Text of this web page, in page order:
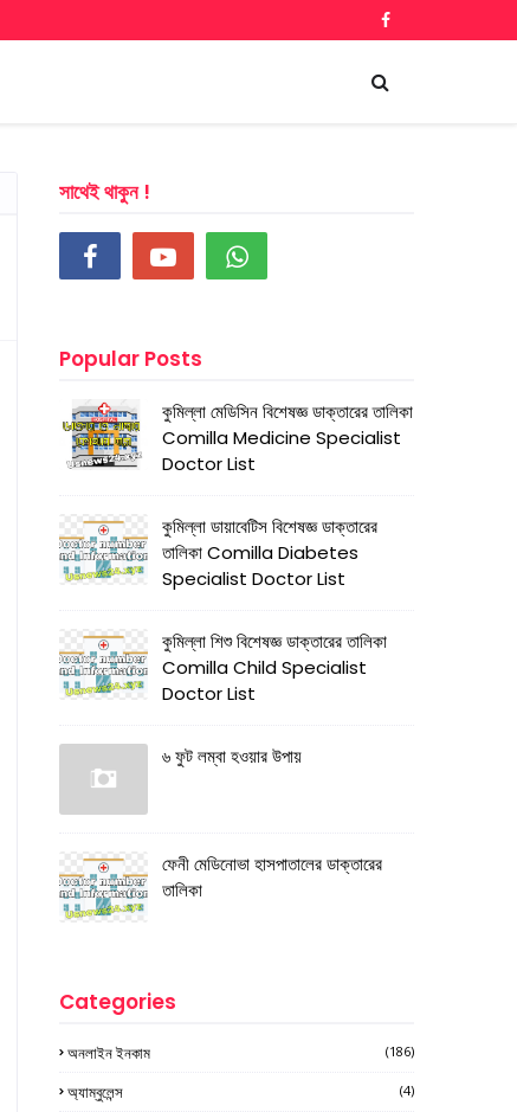
সাথেই থাকুন !
Popular Posts
কুমিল্লা মেডিসিন বিশেষজ্ঞ ডাক্তারের তালিকা
Comilla Medicine Specialist
Doctor List
কুমিল্লা ডায়াবেটিস বিশেষজ্ঞ ডাক্তারের
তালিকা Comilla Diabetes
Specialist Doctor List
কুমিল্লা শিশু বিশেষজ্ঞ ডাক্তারের তালিকা
Comilla Child Specialist
Doctor List
৬ ফুট লম্বা হওয়ার উপায়
ফেনী মেডিনোভা হাসপাতালের ডাক্তারের
তালিকা
Categories
অনলাইন ইনকাম (186)
অ্যাম্বুলেন্স (4)